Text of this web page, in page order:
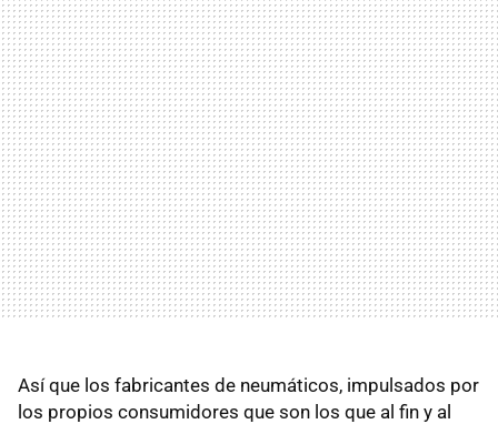
Así que los fabricantes de neumáticos, impulsados por
los propios consumidores que son los que al fin y al